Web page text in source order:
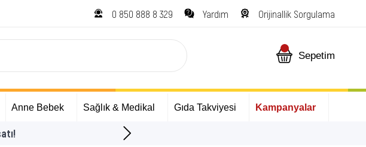
0 850 888 8 329 Yardım Orijinallik Sorgulama
Sepetim
Anne Bebek Sağlık & Medikal Gıda Takviyesi Kampanyalar